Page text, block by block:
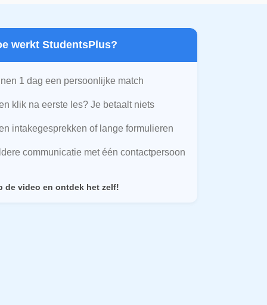
werkt StudentsPlus?
1 dag een persoonlijke match
klik na eerste les? Je betaalt niets
intakegesprekken of lange formulieren
communicatie met één contactpersoon
de video en ontdek het zelf!